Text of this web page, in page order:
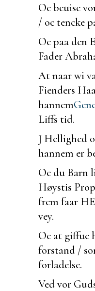
Ocbeuise
/ oc tencke
Oc paa den
Fader
At naar wi
Fienders
hannem
Liffs tid.
J Hellighed
hannem er
Oc du Barn
Høystis
frem faar
vey.
Oc at giffue
forstand /
forladelse.
Ved vor